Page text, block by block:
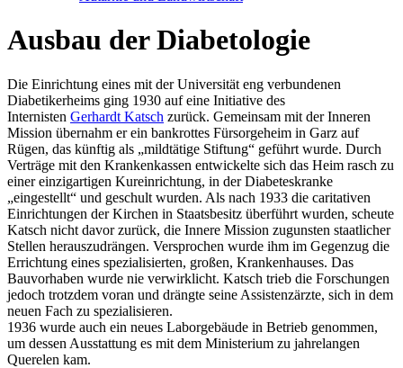
Ausbau der Diabetologie
Die Einrichtung eines mit der Universität eng verbundenen
Diabetikerheims ging 1930 auf eine Initiative des
Internisten Gerhardt Katsch zurück. Gemeinsam mit der Inneren
Mission übernahm er ein bankrottes Fürsorgeheim in Garz auf
Rügen, das künftig als „mildtätige Stiftung“ geführt wurde. Durch
Verträge mit den Krankenkassen entwickelte sich das Heim rasch zu
einer einzigartigen Kureinrichtung, in der Diabeteskranke
„eingestellt“ und geschult wurden. Als nach 1933 die caritativen
Einrichtungen der Kirchen in Staatsbesitz überführt wurden, scheute
Katsch nicht davor zurück, die Innere Mission zugunsten staatlicher
Stellen herauszudrängen. Versprochen wurde ihm im Gegenzug die
Errichtung eines spezialisierten, großen, Krankenhauses. Das
Bauvorhaben wurde nie verwirklicht. Katsch trieb die Forschungen
jedoch trotzdem voran und drängte seine Assistenzärzte, sich in dem
neuen Fach zu spezialisieren.
1936 wurde auch ein neues Laborgebäude in Betrieb genommen,
um dessen Ausstattung es mit dem Ministerium zu jahrelangen
Querelen kam.